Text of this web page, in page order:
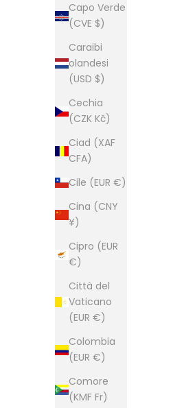
Capo Verde
(CVE $)
Caraibi
olandesi
(USD $)
Cechia
(CZK Kč)
Ciad (XAF
CFA)
Cile (EUR €)
Cina (CNY
¥)
Cipro (EUR
€)
Città del
Vaticano
(EUR €)
Colombia
(EUR €)
Comore
(KMF Fr)